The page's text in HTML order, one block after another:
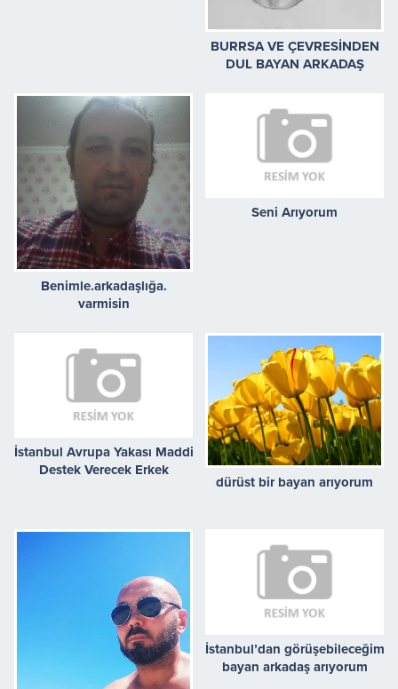
BURRSA VE ÇEVRESİNDEN
DUL BAYAN ARKADAŞ
Benimle.arkadaşlığa.
varmisin
Seni Arıyorum
İstanbul Avrupa Yakası Maddi
Destek Verecek Erkek
dürüst bir bayan arıyorum
İstanbul’dan görüşebileceğim
bayan arkadaş arıyorum